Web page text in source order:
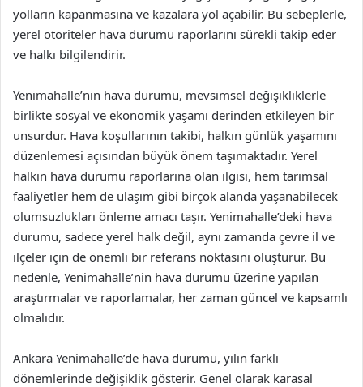
yolların kapanmasına ve kazalara yol açabilir. Bu sebeplerle,
yerel otoriteler hava durumu raporlarını sürekli takip eder
ve halkı bilgilendirir.
Yenimahalle’nin hava durumu, mevsimsel değişikliklerle
birlikte sosyal ve ekonomik yaşamı derinden etkileyen bir
unsurdur. Hava koşullarının takibi, halkın günlük yaşamını
düzenlemesi açısından büyük önem taşımaktadır. Yerel
halkın hava durumu raporlarına olan ilgisi, hem tarımsal
faaliyetler hem de ulaşım gibi birçok alanda yaşanabilecek
olumsuzlukları önleme amacı taşır. Yenimahalle’deki hava
durumu, sadece yerel halk değil, aynı zamanda çevre il ve
ilçeler için de önemli bir referans noktasını oluşturur. Bu
nedenle, Yenimahalle’nin hava durumu üzerine yapılan
araştırmalar ve raporlamalar, her zaman güncel ve kapsamlı
olmalıdır.
Ankara Yenimahalle’de hava durumu, yılın farklı
dönemlerinde değişiklik gösterir. Genel olarak karasal